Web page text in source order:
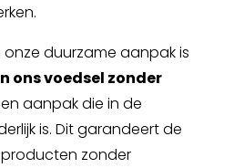
duurzame aanpak is
ons voedsel zonder
aanpak die in de
is. Dit garandeert de
zonder